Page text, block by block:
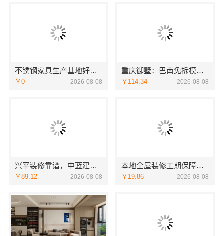
不锈钢家具生产基地好不好？东钢科技兴化基地探厂
￥0 2026-08-08
重庆御墅：巴南免拆模板预算
￥114.34 2026-08-08
兴平装修靠谱，中蓝建投（北京）建设有限公司武功分公司口碑佳
￥89.12 2026-08-08
本地全屋装修工期保障大平层服务浙江臻美新型建材有限公司
￥19.86 2026-08-08